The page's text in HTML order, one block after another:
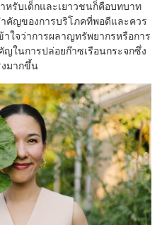
หรับเด็กและเยาวชนก็คือบทบาท
คัญของการบริโภคที่พอดีและควร
ใจว่าการผลาญทรัพยากรหรือการ
ในการปล่อยก๊าซเรือนกระจกซึ่ง
งมากขึ้น